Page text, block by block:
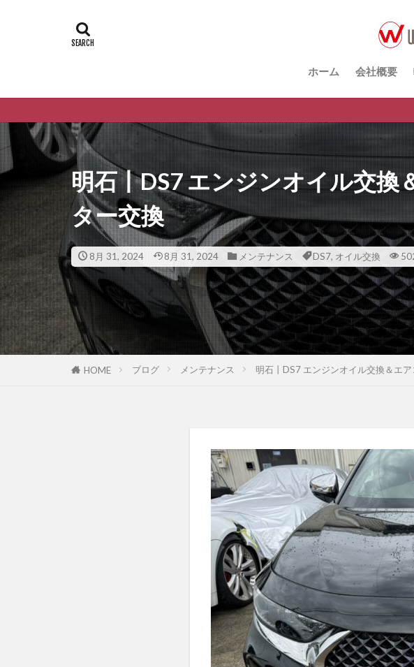
ホーム 会社概要
明石丨DS7 エンジンオイル交換
ター交換
8月 31, 2024 8月 31, 2024 メンテナンス DS7, オイル交換
HOME ブログ メンテナンス 明石丨DS7 エンジンオイル交換＆エ